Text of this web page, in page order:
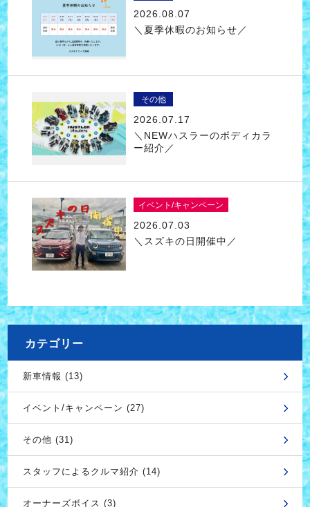
2026.08.07
＼夏季休暇のお知らせ／
その他
2026.07.17
＼NEWハスラーのボディカラ
ー紹介／
イベント/キャンペーン
2026.07.03
＼スズキの日開催中／
カテゴリー
新車情報 (13)
イベント/キャンペーン (27)
その他 (31)
スタッフによるクルマ紹介 (14)
オーナーズボイス (3)